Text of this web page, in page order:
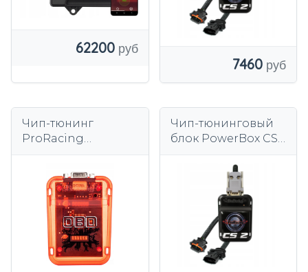
62200
7460
Чип-тюнинг
ProRacing
PRORACING OBD2
Чип-тюнинговый
блок PowerBox CS2